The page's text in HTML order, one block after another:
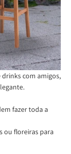
com amigos,
fazer toda a
ou floreiras para